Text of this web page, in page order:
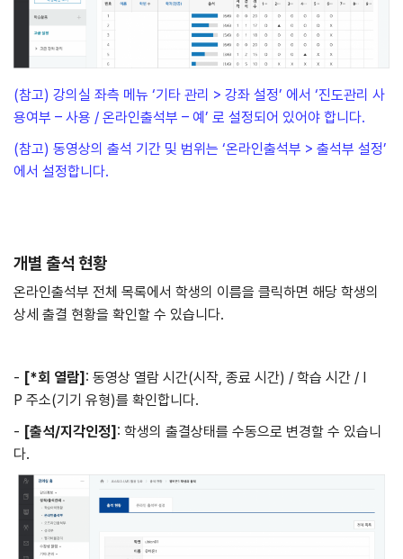
(참고) 강의실 좌측 메뉴 ‘기타 관리 > 강좌 설정’ 에서 ‘진도관리 사
용여부 – 사용 / 온라인출석부 – 예’ 로 설정되어 있어야 합니다.
(참고) 동영상의 출석 기간 및 범위는 ‘온라인출석부 > 출석부 설정’
에서 설정합니다.
개별 출석 현황
온라인출석부 전체 목록에서 학생의 이름을 클릭하면 해당 학생의
상세 출결 현황을 확인할 수 있습니다.
- [*회 열람] : 동영상 열람 시간(시작, 종료 시간) / 학습 시간 / I
P 주소(기기 유형)를 확인합니다.
- [출석/지각인정] : 학생의 출결상태를 수동으로 변경할 수 있습니
다.